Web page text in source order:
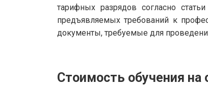
тарифных разрядов согласно
предъявляемых требований к
документы, требуемые для
Стоимость обучения